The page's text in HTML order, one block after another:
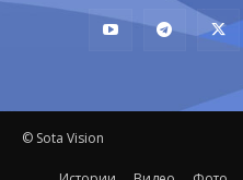
© Sota Vision